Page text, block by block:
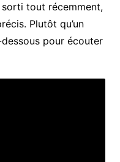
tout récemment,
Plutôt qu’un
pour écouter